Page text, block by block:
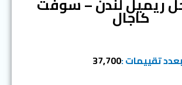
كاجال
بعدد تقييمات :37,700